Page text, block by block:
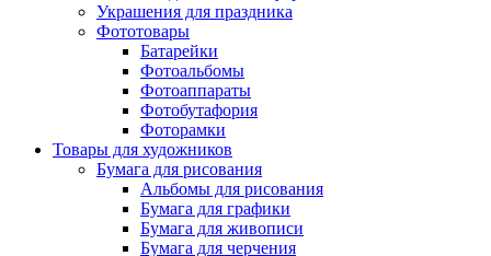
Украшения для праздника
Фототовары
Батарейки
Фотоальбомы
Фотоаппараты
Фотобутафория
Фоторамки
Товары для художников
Бумага для рисования
Альбомы для рисования
Бумага для графики
Бумага для живописи
Бумага для черчения